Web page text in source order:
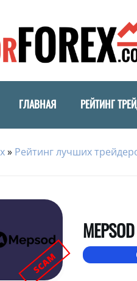
ГЛАВНАЯ РЕЙТИНГ
» Рейтинг лучших
SCAM
MEPSOD